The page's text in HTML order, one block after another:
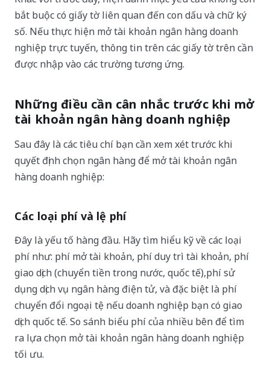
bắt buộc có giấy tờ liên quan đến con dấu và chữ ký
số. Nếu thực hiện mở tài khoản ngân hàng doanh
nghiệp trực tuyến, thông tin trên các giấy tờ trên cần
được nhập vào các trường tương ứng.
Những điều cần cân nhắc trước khi mở
tài khoản ngân hàng doanh nghiệp
Sau đây là các tiêu chí bạn cần xem xét trước khi
quyết định chọn ngân hàng để mở tài khoản ngân
hàng doanh nghiệp:
Các loại phí và lệ phí
Đây là yếu tố hàng đầu. Hãy tìm hiểu kỹ về các loại
phí như: phí mở tài khoản, phí duy trì tài khoản, phí
giao dịch (chuyển tiền trong nước, quốc tế),phí sử
dụng dịch vụ ngân hàng điện tử, và đặc biệt là phí
chuyển đổi ngoại tệ nếu doanh nghiệp bạn có giao
dịch quốc tế. So sánh biểu phí của nhiều bên để tìm
ra lựa chọn mở tài khoản ngân hàng doanh nghiệp
tối ưu.